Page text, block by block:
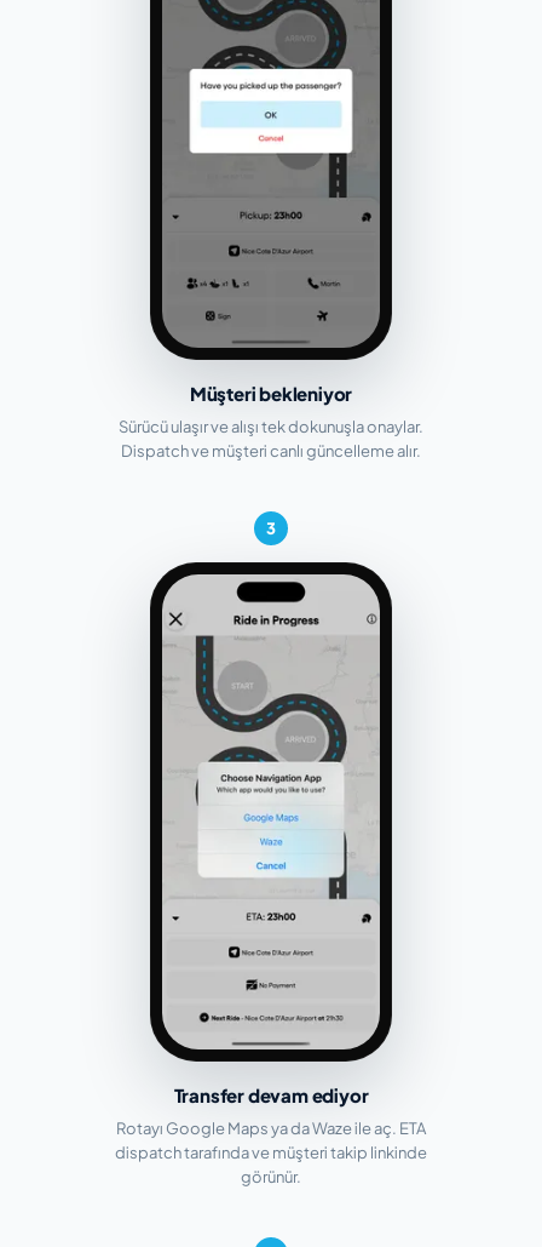
Müşteri bekleniyor
Sürücü ulaşır ve alışı tek dokunuşla onaylar.
Dispatch ve müşteri canlı güncelleme alır.
3
Transfer devam ediyor
Rotayı Google Maps ya da Waze ile aç. ETA
dispatch tarafında ve müşteri takip linkinde
görünür.